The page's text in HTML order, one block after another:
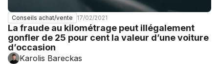
Conseils achat/vente 17/02/2021
La fraude au kilométrage peut illégalement
gonfler de 25 pour cent la valeur d’une voiture
d’occasion
Karolis Bareckas